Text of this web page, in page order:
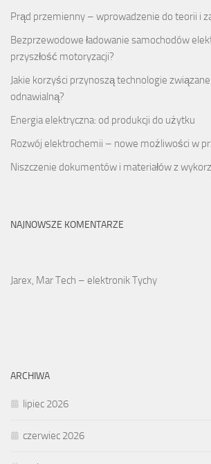
Prąd przemienny – wprowadzenie do teorii i
Bezprzewodowe ładowanie samochodów
przyszłość motoryzacji?
Jakie korzyści przynoszą technologie
odnawialną?
Energia elektryczna: od produkcji do użytku
Rozwój elektrochemii – nowe możliwości w
Niszczenie dokumentów i materiałów z
NAJNOWSZE KOMENTARZE
Jarex, Mar Tech – elektronik Tychy
ARCHIWA
lipiec 2026
czerwiec 2026